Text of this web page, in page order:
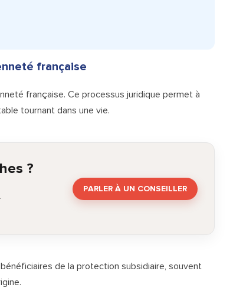
française
française. Ce processus juridique permet à
tournant dans une vie.
?
PARLER À UN CONSEILLER
de la protection subsidiaire, souvent